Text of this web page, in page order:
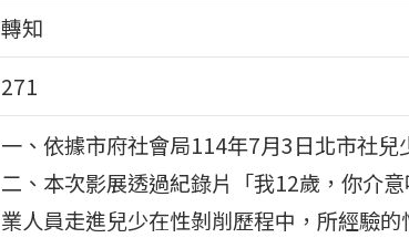
轉知
271
一、依據市府社會局114年7月3日北市社
二、本次影展透過紀錄片「我12歲，你介
業人員走進兒少在性剝削歷程中，所經驗